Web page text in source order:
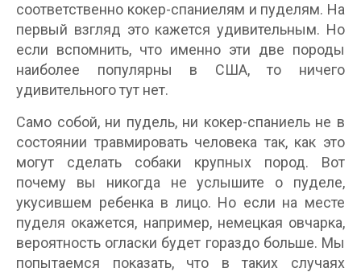
соответственно кокер-спаниелям и пуделям. На
первый взгляд это кажется удивительным. Но
если вспомнить, что именно эти две породы
наиболее популярны в США, то ничего
удивительного тут нет.
Само собой, ни пудель, ни кокер-спаниель не в
состоянии травмировать человека так, как это
могут сделать собаки крупных пород. Вот
почему вы никогда не услышите о пуделе,
укусившем ребенка в лицо. Но если на месте
пуделя окажется, например, немецкая овчарка,
вероятность огласки будет гораздо больше. Мы
попытаемся показать, что в таких случаях